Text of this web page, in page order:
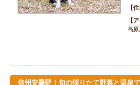
高
信州安曇野！旬の採りたて野菜と温泉